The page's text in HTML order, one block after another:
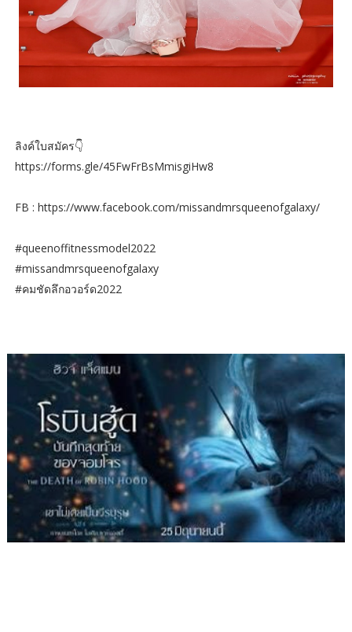
ลิงค์ใบสมัคร👇
https://forms.gle/45FwFrBsMmisgiHw8
FB : https://www.facebook.com/missandmrsqueenofgalaxy/
#queenoffitnessmodel2022
#missandmrsqueenofgalaxy
#คมชัดลึกอวอร์ด2022